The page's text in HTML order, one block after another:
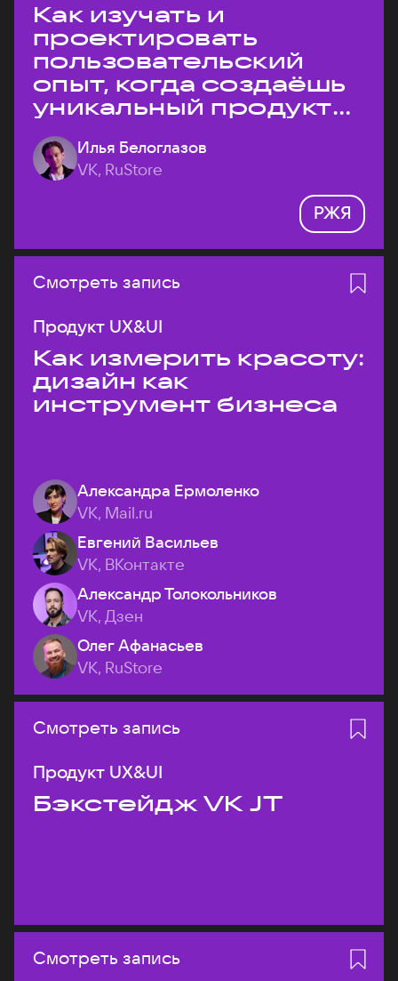
Как изучать и
проектировать
пользовательский
опыт, когда создаёшь
уникальный продукт
на рынке?
Илья Белоглазов
VK, RuStore
РЖЯ
Смотреть запись
Продукт UX&UI
Как измерить красоту:
дизайн как
инструмент бизнеса
Александра Ермоленко
VK, Mail.ru
Евгений Васильев
VK, ВКонтакте
Александр Толокольников
VK, Дзен
Олег Афанасьев
VK, RuStore
Смотреть запись
Продукт UX&UI
Бэкстейдж VK JT
Смотреть запись